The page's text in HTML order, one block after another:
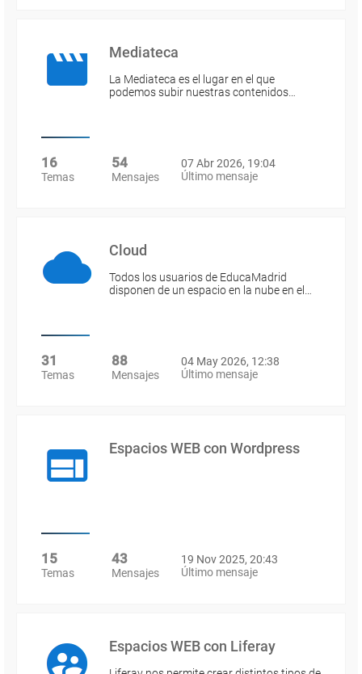
Mediateca
La Mediateca es el lugar en el que
podemos subir nuestras contenidos…
16
Temas
54
Mensajes
07 Abr 2026, 19:04
Último mensaje
Cloud
Todos los usuarios de EducaMadrid
disponen de un espacio en la nube en el…
31
Temas
88
Mensajes
04 May 2026, 12:38
Último mensaje
Espacios WEB con Wordpress
15
Temas
43
Mensajes
19 Nov 2025, 20:43
Último mensaje
Espacios WEB con Liferay